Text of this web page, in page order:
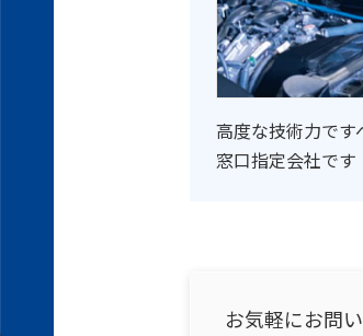
高度な技術力で
窓口指定会社です
お気軽にお問